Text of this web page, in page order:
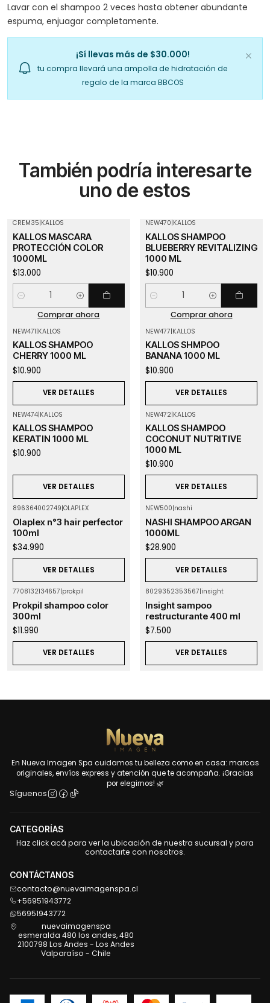
Lavar con el shampoo 2 veces hasta obtener abundante
espuma, enjuagar completamente.
¡Sí llevas más de $30.000!
tu compra llevará una ampolla de hidratación de
regalo de la marca BBCOS
También podría interesarte
uno de estos
CREM35|KALLOS
KALLOS MASCARA
PROTECCIÓN COLOR
1000ML
$13.000
Cantidad
Comprar ahora
NEW470|KALLOS
KALLOS SHAMPOO
BLUEBERRY REVITALIZING
1000 ML
$10.900
Cantidad
Comprar ahora
NEW471|KALLOS
KALLOS SHAMPOO
CHERRY 1000 ML
$10.900
VER DETALLES
NEW477|KALLOS
KALLOS SHMPOO
BANANA 1000 ML
$10.900
VER DETALLES
NEW474|KALLOS
KALLOS SHAMPOO
KERATIN 1000 ML
$10.900
VER DETALLES
NEW472|KALLOS
KALLOS SHAMPOO
COCONUT NUTRITIVE
1000 ML
$10.900
VER DETALLES
896364002749|OLAPLEX
Olaplex n°3 hair perfector
100ml
$34.990
VER DETALLES
NEW500|nashi
NASHI SHAMPOO ARGAN
1000ML
$28.900
VER DETALLES
7708132134657|prokpil
Prokpil shampoo color
300ml
$11.990
VER DETALLES
8029352353567|insight
Insight sampoo
restructurante 400 ml
$7.500
VER DETALLES
En Nueva Imagen Spa cuidamos tu belleza como en casa: marcas
originales, envíos express y atención que te acompaña. ¡Gracias
por elegirnos! 🌿
Síguenos
CATEGORÍAS
Haz click acá para ver la ubicación de nuestra sucursal y para
contactarte con nosotros.
CONTÁCTANOS
contacto@nuevaimagenspa.cl
+56951943772
56951943772
nuevaimagenspa
esmeralda 480 los andes, 480
2100798 Los Andes - Los Andes
Valparaíso - Chile